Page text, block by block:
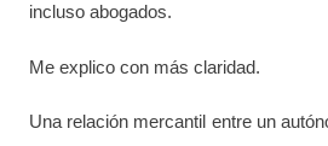
incluso abogados.
Me explico con más claridad.
Una relación mercantil entre un